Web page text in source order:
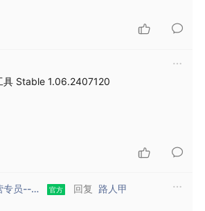
具 Stable 1.06.2407120
社区技术运营专员--Asher 回复
路人甲